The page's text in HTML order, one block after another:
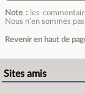
Note :les
Nous n’en sommes
Revenir en haut de
Sites amis